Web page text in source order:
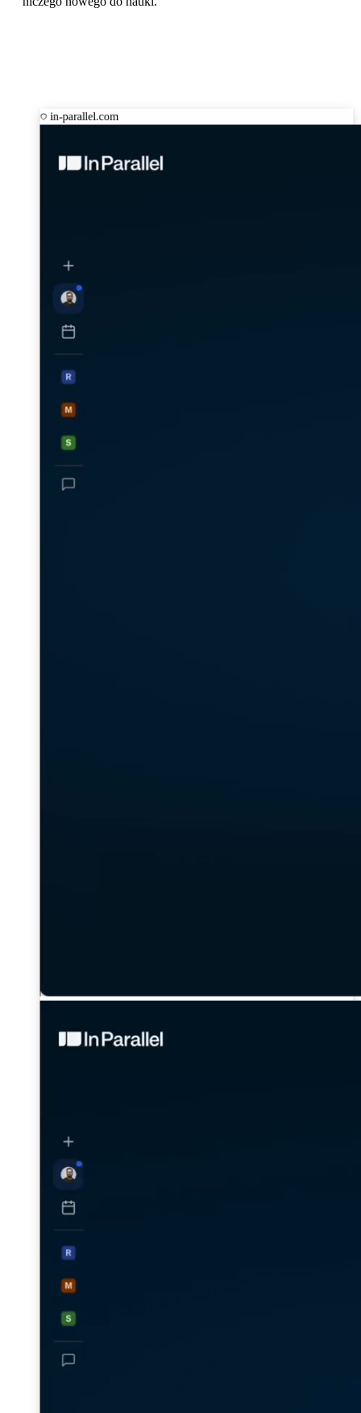
in-parallel.com